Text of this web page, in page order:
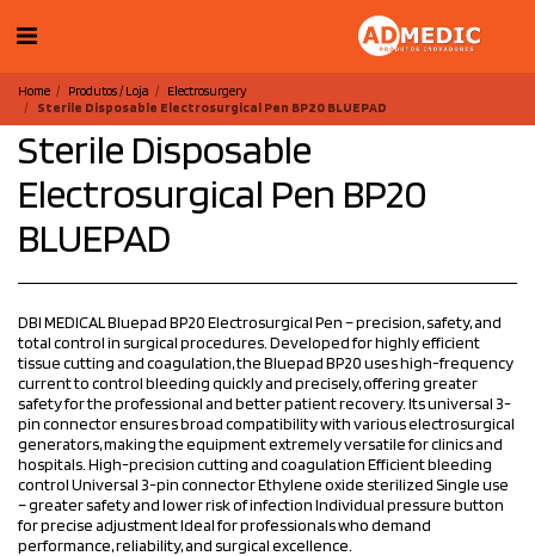
Home Produtos / Loja
Electrosurgery
Sterile Disposable Electrosurgical Pen BP20 BLUEPAD
Sterile Disposable
Electrosurgical Pen BP20
BLUEPAD
DBI MEDICAL Bluepad BP20 Electrosurgical Pen – precision, safety, and
total control in surgical procedures. Developed for highly efficient
tissue cutting and coagulation, the Bluepad BP20 uses high-frequency
current to control bleeding quickly and precisely, offering greater
safety for the professional and better patient recovery. Its universal 3-
pin connector ensures broad compatibility with various electrosurgical
generators, making the equipment extremely versatile for clinics and
hospitals. High-precision cutting and coagulation Efficient bleeding
control Universal 3-pin connector Ethylene oxide sterilized Single use
– greater safety and lower risk of infection Individual pressure button
for precise adjustment Ideal for professionals who demand
performance, reliability, and surgical excellence.